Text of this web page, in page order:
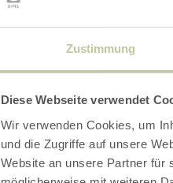
Zustimmung
Diese Webseite verwendet
Wir verwenden Cookies, um
und die Zugriffe auf unsere
Website an unsere Partner für
Wandelgids: